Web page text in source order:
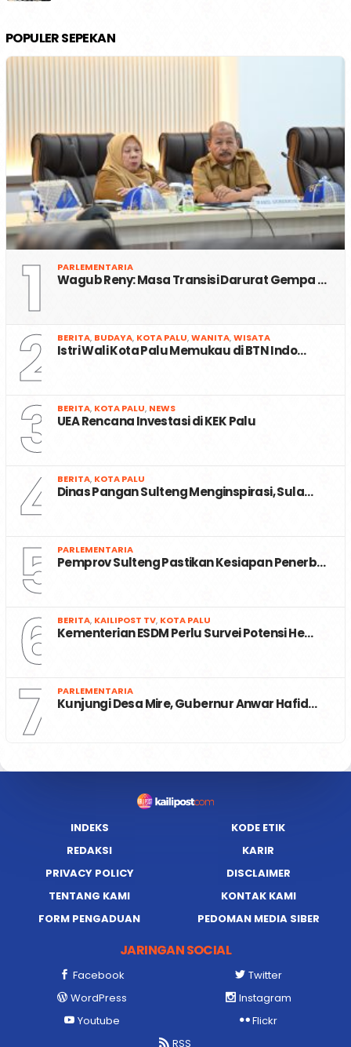
POPULER SEPEKAN
1 PARLEMENTARIA
Wagub Reny: Masa Transisi Darurat Gempa …
2 BERITA, BUDAYA, KOTA PALU,WANITA,WISATA
Istri Wali Kota Palu Memukau di BTN Indo…
3 BERITA, KOTA PALU, NEWS
UEA Rencana Investasi di KEK Palu
4 BERITA, KOTA PALU
Dinas Pangan Sulteng Menginspirasi, Sula…
5 PARLEMENTARIA
Pemprov Sulteng Pastikan Kesiapan Penerb…
6 BERITA, KAILIPOST TV, KOTA PALU
Kementerian ESDM Perlu Survei Potensi He…
7 PARLEMENTARIA
Kunjungi Desa Mire, Gubernur Anwar Hafid…
INDEKS
KODE ETIK
REDAKSI
KARIR
PRIVACY POLICY
DISCLAIMER
TENTANG KAMI
KONTAK KAMI
FORM PENGADUAN
PEDOMAN MEDIA SIBER
JARINGAN SOCIAL
Facebook
Twitter
WordPress
Instagram
Youtube
Flickr
RSS